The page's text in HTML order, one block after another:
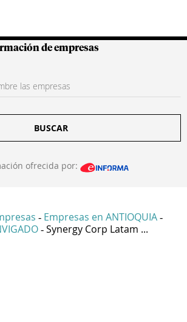
Colombianas
de empresas
BUSCAR
ofrecida por:
- Empresas en ANTIOQUIA -
- Synergy Corp Latam ...